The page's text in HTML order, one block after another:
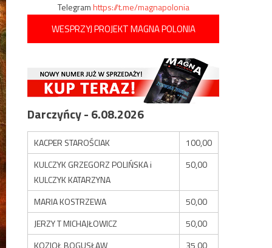
Telegramhttps://t.me/magnapolonia
WESPRZYJ PROJEKT MAGNA POLONIA
Darczyńcy - 6.08.2026
KACPER STAROŚCIAK
100,00
KULCZYK GRZEGORZ POLIŃSKA i
KULCZYK KATARZYNA
50,00
MARIA KOSTRZEWA
50,00
JERZY T MICHAJŁOWICZ
50,00
KOZIOŁ BOGUSŁAW
35,00